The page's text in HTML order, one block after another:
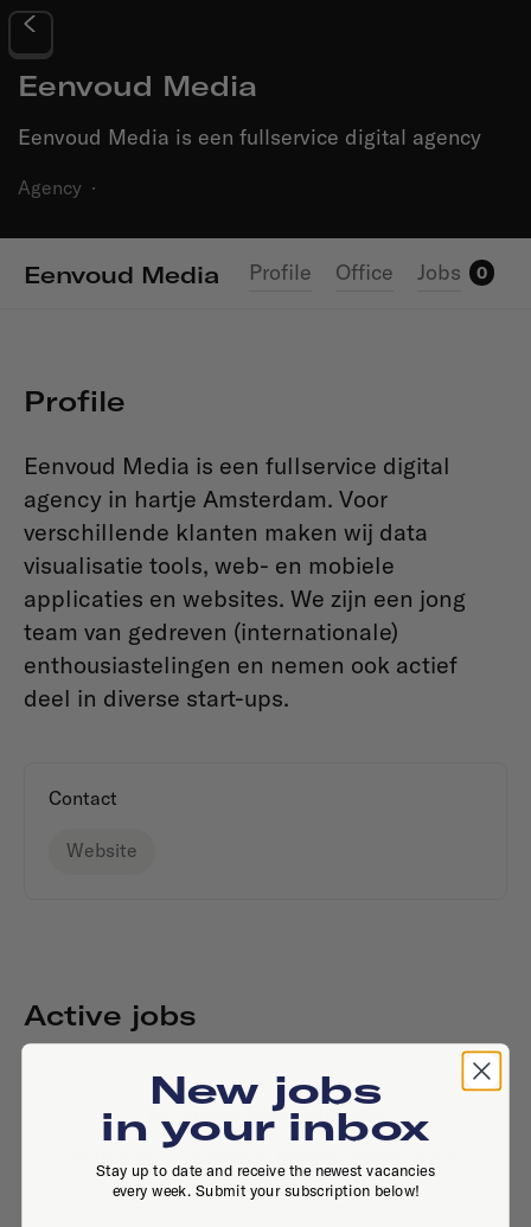
Eenvoud Media
Eenvoud Media is een fullservice digital agency
Agency ·
Eenvoud Media Profile Office Jobs 0
Profile
Eenvoud Media is een fullservice digital
agency in hartje Amsterdam. Voor
verschillende klanten maken wij data
visualisatie tools, web- en mobiele
applicaties en websites. We zijn een jong
team van gedreven (internationale)
enthousiastelingen en nemen ook actief
deel in diverse start-ups.
Contact
Website
Active jobs
No active jobs right now
Is this your company profile?
New jobs
in your inbox
Stay up to date and receive the newest vacancies
every week. Submit your subscription below!